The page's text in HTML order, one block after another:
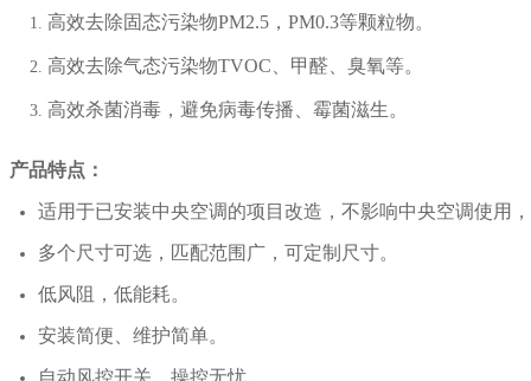
高效去除固态污染物PM2.5，PM0.3等颗粒物。
高效去除气态污染物TVOC、甲醛、臭氧等。
高效杀菌消毒，避免病毒传播、霉菌滋生。
产品特点：
适用于已安装中央空调的项目改造，不影响中央空调使用
多个尺寸可选，匹配范围广，可定制尺寸。
低风阻，低能耗。
安装简便、维护简单。
自动风控开关，操控无忧。